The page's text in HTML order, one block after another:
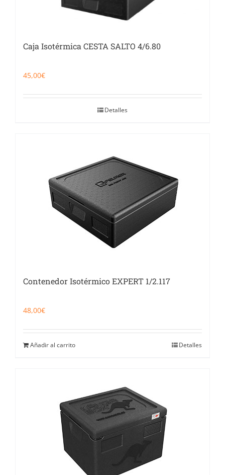
Caja Isotérmica CESTA SALTO 4/6.80
45,00€
Detalles
Contenedor Isotérmico EXPERT 1/2.117
48,00€
Añadir al carrito Detalles